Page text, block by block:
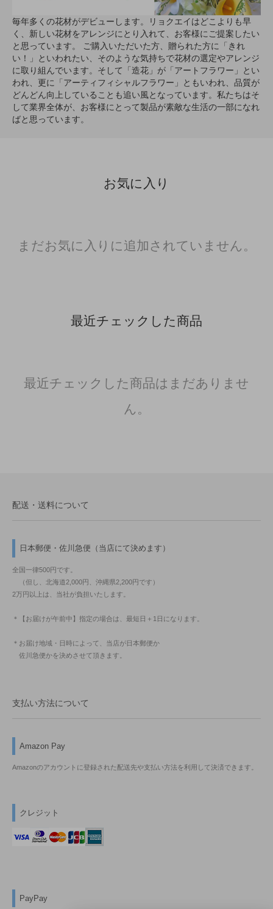
毎年多くの花材がデビューします。リョクエイはどこよりも早
く、新しい花材をアレンジにとり入れて、お客様にご提案したい
と思っています。 ご購入いただいた方、贈られた方に「きれ
い！」といわれたい、そのような気持ちで花材の選定やアレンジ
に取り組んでいます。そして「造花」が「アートフラワー」とい
われ、更に「アーティフィシャルフラワー」ともいわれ、品質が
どんどん向上していることも追い風となっています。私たちはそ
して業界全体が、お客様にとって製品が素敵な生活の一部になれ
ばと思っています。
お気に入り
まだお気に入りに追加されていません。
最近チェックした商品
最近チェックした商品はまだありませ
ん。
配送・送料について
日本郵便・佐川急便（当店にて決めます）
全国一律500円です。
（但し、北海道2,000円、沖縄県2,200円です）
2万円以上は、当社が負担いたします。
＊【お届けが午前中】指定の場合は、最短日＋1日になります。
＊お届け地域・日時によって、当店が日本郵便か
佐川急便かを決めさせて頂きます。
支払い方法について
Amazon Pay
Amazonのアカウントに登録された配送先や支払い方法を利用して決済できます。
クレジット
PayPay